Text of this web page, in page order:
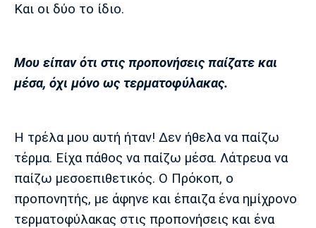
Και οι δύο το ίδιο.
Μου είπαν ότι στις προπονήσεις παίζατε και
μέσα, όχι μόνο ως τερματοφύλακας.
Η τρέλα μου αυτή ήταν! Δεν ήθελα να παίζω
τέρμα. Είχα πάθος να παίζω μέσα. Λάτρευα να
παίζω μεσοεπιθετικός. Ο Πρόκοπ, ο
προπονητής, με άφηνε και έπαιζα ένα ημίχρονο
τερματοφύλακας στις προπονήσεις και ένα